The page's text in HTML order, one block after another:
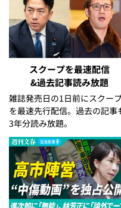
スクープを最速配信
&過去記事読み放題
雑誌発売日の1日前にスクー
を最速先行配信。過去の記事
3年分読み放題。